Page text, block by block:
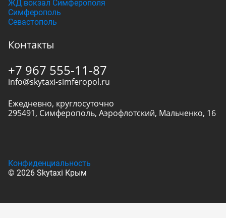
ЖД вокзал Симферополя
Симферополь
Севастополь
Контакты
+7 967 555-11-87
info@skytaxi-simferopol.ru
Ежедневно, круглосуточно
295491, Симферополь, Аэрофлотский, Мальченко, 16
© 2026 Skytaxi Крым
Конфиденциальность